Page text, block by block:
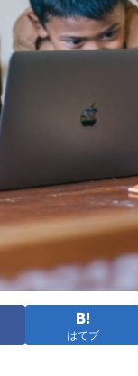
はてブ